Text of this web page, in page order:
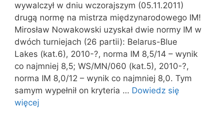
wywalczył w dniu wczorajszym (05.11.2011)
drugą normę na mistrza międzynarodowego IM!
Mirosław Nowakowski uzyskał dwie normy IM w
dwóch turniejach (26 partii): Belarus-Blue
Lakes (kat.6), 2010-?, norma IM 8,5/14 – wynik
co najmniej 8,5; WS/MN/060 (kat.5), 2010-?,
norma IM 8,0/12 – wynik co najmniej 8,0. Tym
samym wypełnił on kryteria … Dowiedz się
więcej